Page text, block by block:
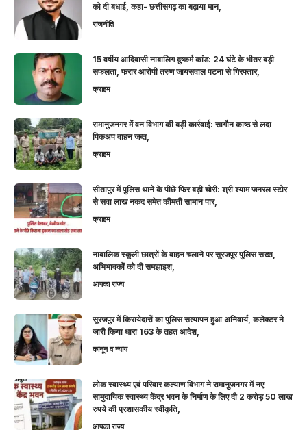
को दी बधाई, कहा- छत्तीसगढ़ का बढ़ाया मान,
राजनीति
15 वर्षीय आदिवासी नाबालिग दुष्कर्म कांड: 24 घंटे के भीतर बड़ी
सफलता, फरार आरोपी तरुण जायसवाल पटना से गिरफ्तार,
क्राइम
रामानुजनगर में वन विभाग की बड़ी कार्रवाई: सागौन काष्ठ से लदा
पिकअप वाहन जब्त,
क्राइम
सीतापुर में पुलिस थाने के पीछे फिर बड़ी चोरी: श्री श्याम जनरल स्टोर
से सवा लाख नकद समेत कीमती सामान पार,
क्राइम
नाबालिक स्कूली छात्रों के वाहन चलाने पर सूरजपुर पुलिस सख्त,
अभिभावकों को दी समझाइश,
आपका राज्य
सूरजपुर में किरायेदारों का पुलिस सत्यापन हुआ अनिवार्य, कलेक्टर ने
जारी किया धारा 163 के तहत आदेश,
कानून व न्याय
लोक स्वास्थ्य एवं परिवार कल्याण विभाग ने रामानुजनगर में नए
सामुदायिक स्वास्थ्य केंद्र भवन के निर्माण के लिए दी 2 करोड़ 50 लाख
रुपये की प्रशासकीय स्वीकृति,
आपका राज्य